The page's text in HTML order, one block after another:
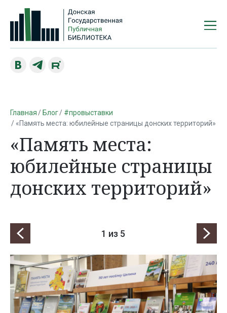
Главная Блог
#провыставки
«Память места: юбилейные страницы донских территорий»
«Память места:
юбилейные страницы
донских территорий»
1 из 5